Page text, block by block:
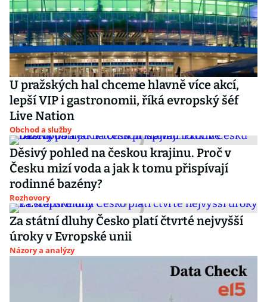
U pražských hal chceme hlavně více akcí,
lepší VIP i gastronomii, říká evropský šéf
Live Nation
Obchod a služby
Děsivý pohled na českou krajinu. Proč v
Česku mizí voda a jak k tomu přispívají
rodinné bazény?
Rozhovory
Za státní dluhy Česko platí čtvrté nejvyšší
úroky v Evropské unii
Názory a analýzy